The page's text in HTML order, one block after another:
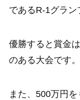
であるR-1グラン
優勝すると賞金は
のある大会です。
また、500万円